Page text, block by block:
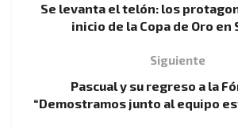
Se levanta el telón: los
inicio de la Copa de Oro en
Siguiente
Pascual y su regreso a la
“Demostramos junto al equipo